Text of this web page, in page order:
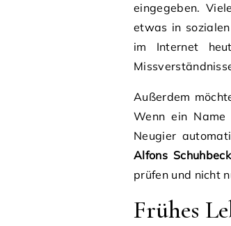
eingegeben.
etwas in
im Internet
Außerdem
Wenn ein
Neugier
Alfons
prüfen und nicht
Frühes